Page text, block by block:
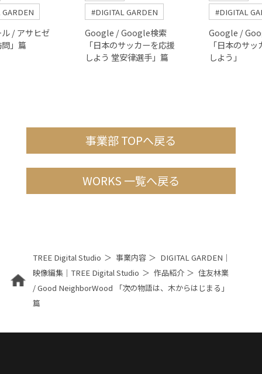
/ アサヒゼ
」篇
#DIGITAL GARDEN
Google / Google検索
「日本のサッカーを応援
しよう 堂安律選手」篇
#DIGITAL
Google /
「日本のサ
しよう」
事業部 TOPへ戻る
WORKS 一覧へ戻る
TREE Digital Studio 事業内容
DIGITAL GARDEN｜
映像編集｜TREE Digital Studio
作品紹介
住友林業
/ Good NeighborWood 「次の物語は、木からはじまる」
篇